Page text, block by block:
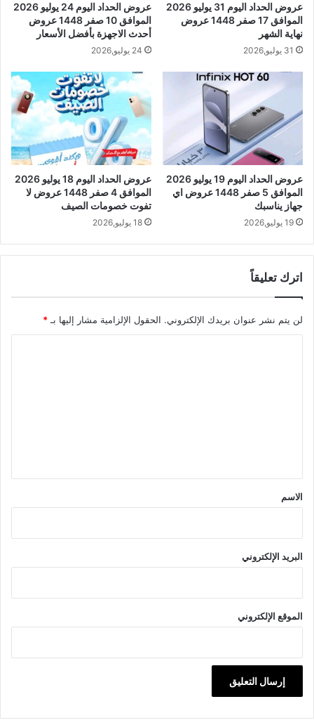
عروض الحداد اليوم 31 يوليو 2026
الموافق 17 صفر 1448 عروض
نهاية الشهر
31 يوليو,2026
عروض الحداد اليوم 24 يوليو 2026
الموافق 10 صفر 1448 عروض
أحدث الاجهزة بأفضل الأسعار
24 يوليو,2026
عروض الحداد اليوم 19 يوليو 2026
الموافق 5 صفر 1448 عروض اي
جهاز يناسبك
19 يوليو,2026
عروض الحداد اليوم 18 يوليو 2026
الموافق 4 صفر 1448 عروض لا
تفوت خصومات الصيف
18 يوليو,2026
اترك تعليقاً
لن يتم نشر عنوان بريدك الإلكتروني. الحقول الإلزامية مشار إليها بـ*
*
الاسم
البريد الإلكتروني
الموقع الإلكتروني